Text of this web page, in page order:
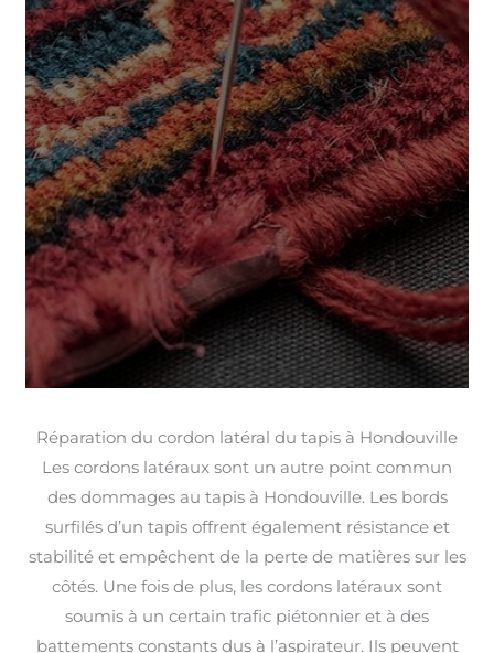
Réparation du cordon latéral du tapis à Hondouville
Les cordons latéraux sont un autre point commun
des dommages au tapis à Hondouville. Les bords
surfilés d’un tapis offrent également résistance et
stabilité et empêchent de la perte de matières sur les
côtés. Une fois de plus, les cordons latéraux sont
soumis à un certain trafic piétonnier et à des
battements constants dus à l’aspirateur. Ils peuvent